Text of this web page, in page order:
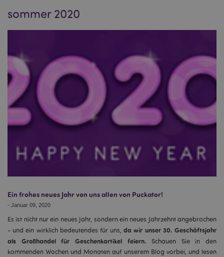
sommer 2020
Ein frohes neues Jahr von uns allen von Puckator!
- Januar 09, 2020
Es ist nicht nur ein neues Jahr, sondern ein neues Jahrzehnt angebrochen
- und ein wirklich bedeutendes für uns,da wir unser 30. Geschäftsjahr
als Großhandel für Geschenkartikel feiern. Schauen Sie in den
kommenden Wochen und Monaten auf unserem Blog vorbei, und lesen